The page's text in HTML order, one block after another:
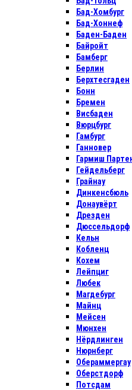
Бад-Хомбург
Бад-Хоннеф
Баден-Баден
Байройт
Бамберг
Берлин
Берхтесгаден
Бонн
Бремен
Висбаден
Вюрцбург
Гамбург
Ганновер
Гармиш
Гейдельберг
Грайнау
Динкенсбюль
Донаувёрт
Дрезден
Дюссельдорф
Кельн
Кобленц
Кохем
Лейпциг
Любек
Магдебург
Майнц
Мейсен
Мюнхен
Нёрдлинген
Нюрнберг
Обераммергау
Оберстдорф
Потсдам